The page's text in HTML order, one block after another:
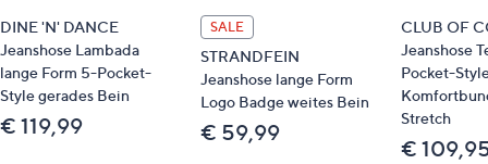
DINE 'N' DANCE
Jeanshose Lambada
lange Form 5-Pocket-
Style gerades Bein
€ 119,99
SALE
STRANDFEIN
Jeanshose lange Form
Logo Badge weites Bein
€ 59,99
CLUB OF
Jeanshose
Pocket-
Stretch
€